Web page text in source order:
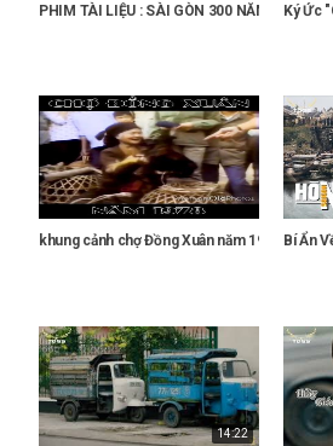
PHIM TÀI LIỆU : SÀI GÒN 300 NĂM - SàiKý Ức
khung cảnh chợ Đồng Xuân năm 1978 - Ký ức
Bí Ẩn
14:22